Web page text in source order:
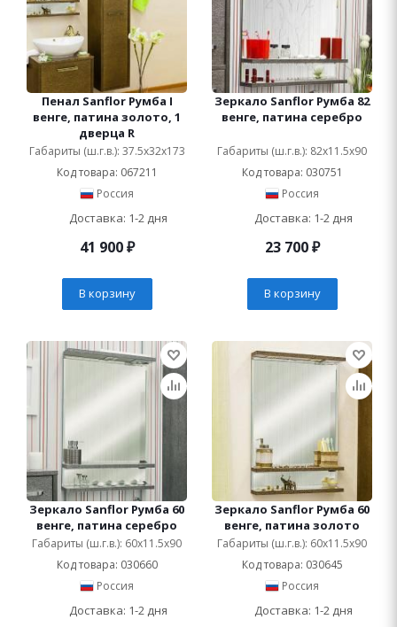
Пенал Sanflor Румба I
венге, патина золото, 1
дверца R
Габариты (ш.г.в.): 37.5x32x173
Код товара: 067211
Россия
Доставка: 1-2 дня
41 900₽
В корзину
Зеркало Sanflor Румба 82
венге, патина серебро
Габариты (ш.г.в.): 82x11.5x90
Код товара: 030751
Россия
Доставка: 1-2 дня
23 700₽
В корзину
Зеркало Sanflor Румба 60
венге, патина серебро
Габариты (ш.г.в.): 60x11.5x90
Код товара: 030660
Россия
Доставка: 1-2 дня
Зеркало Sanflor Румба 60
венге, патина золото
Габариты (ш.г.в.): 60x11.5x90
Код товара: 030645
Россия
Доставка: 1-2 дня